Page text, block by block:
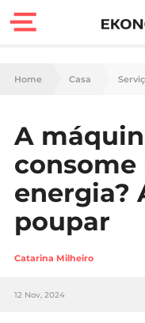
Finanças
Carreira
Casa
Lifestyle
Sociedade
Tecnologia
Home Casa
A
energia?
poupar
Catarina Milheiro
12 Nov, 2024